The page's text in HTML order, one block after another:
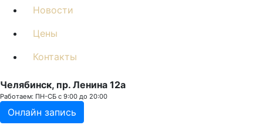
Новости
Цены
Контакты
Челябинск, пр. Ленина 12a
Работаем: ПН-СБ с 9:00 до 20:00
Онлайн запись